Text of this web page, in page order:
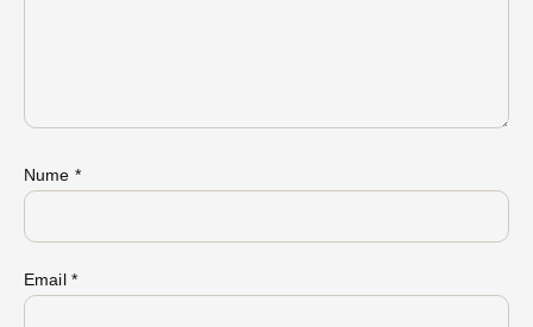
Nume *
Email *